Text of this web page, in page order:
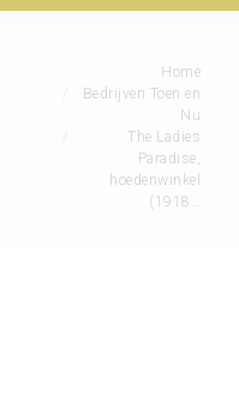
Home
Bedrijven Toen en
Nu
The Ladies
Paradise,
hoedenwinkel
(1918…